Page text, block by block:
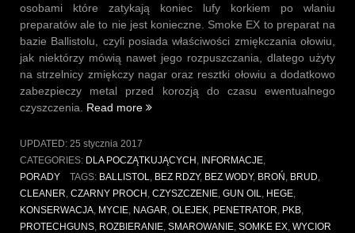
osobami które zatykają koniec lufy korkiem po wlaniu
preparatów ale to nie jest konieczne. Smoke EX to preparat na
bazie Ballistolu, czyli posiada właściwości zmiękczania ołowiu,
jak niektórzy mówią nawet jego rozpuszczania, dlatego użyty
na strzelnicy zmiękczy nagar oraz resztki ołowiu a dodatkowo
zabezpieczy metal przed korozją do czasu ewentualnego
czyszczenia. Read more „Czyszczenie
100ml
wody.
Colt,
Remington,
Rogers
UPDATED: 25 stycznia 2017
CATEGORIES: DLA POCZĄTKUJĄCYCH INFORMACJE
PORADY
TAGS: BALLISTOL BEZ RDZY, BEZ WODY, BROŃ BRUD
CLEANER CZARNY PROCH CZYSZCZENIE GUN OIL HEGE
KONSERWACJA MYCIE NAGAR OLEJEK PENETRATOR PKB
PROTECHGUNS ROZBIERANIE SMAROWANIE SOMKE EX WYCIOR